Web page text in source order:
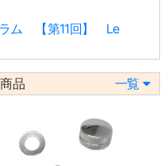
ラム 【第11回】 Le
品 一覧